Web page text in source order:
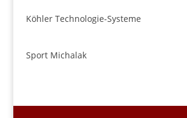
Köhler Technologie-Systeme
Sport Michalak